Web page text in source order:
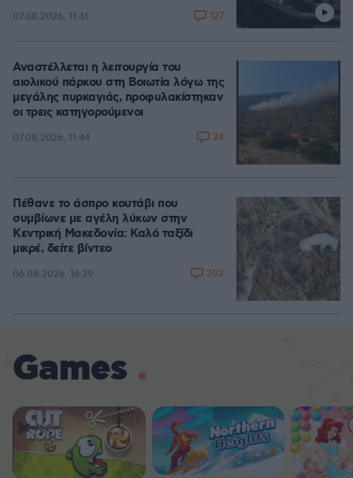
07.08.2026, 11:41 127
Αναστέλλεται η λειτουργία του
αιολικού πάρκου στη Βοιωτία λόγω της
μεγάλης πυρκαγιάς, προφυλακίστηκαν
οι τρεις κατηγορούμενοι
07.08.2026, 11:44 24
Πέθανε το άσπρο κουτάβι που
συμβίωνε με αγέλη λύκων στην
Κεντρική Μακεδονία: Καλό ταξίδι
μικρέ, δείτε βίντεο
06.08.2026, 16:39 202
Games